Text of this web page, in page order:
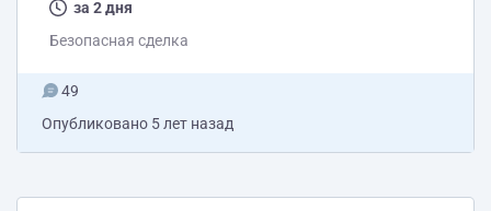
за 2 дня
Безопасная сделка
49
Опубликовано 5 лет назад